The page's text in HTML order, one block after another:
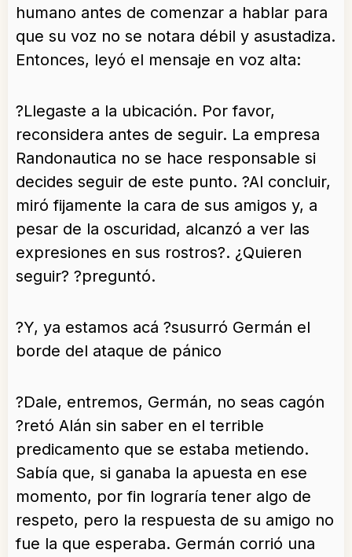
humano antes de comenzar a hablar para
que su voz no se notara débil y asustadiza.
Entonces, leyó el mensaje en voz alta:
?Llegaste a la ubicación. Por favor,
reconsidera antes de seguir. La empresa
Randonautica no se hace responsable si
decides seguir de este punto. ?Al concluir,
miró fijamente la cara de sus amigos y, a
pesar de la oscuridad, alcanzó a ver las
expresiones en sus rostros?. ¿Quieren
seguir? ?preguntó.
?Y, ya estamos acá ?susurró Germán el
borde del ataque de pánico
?Dale, entremos, Germán, no seas cagón
?retó Alán sin saber en el terrible
predicamento que se estaba metiendo.
Sabía que, si ganaba la apuesta en ese
momento, por fin lograría tener algo de
respeto, pero la respuesta de su amigo no
fue la que esperaba. Germán corrió una